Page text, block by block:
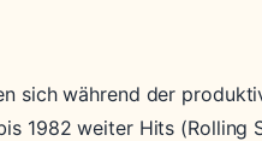
sich während der
1982 weiter Hits (Rolling